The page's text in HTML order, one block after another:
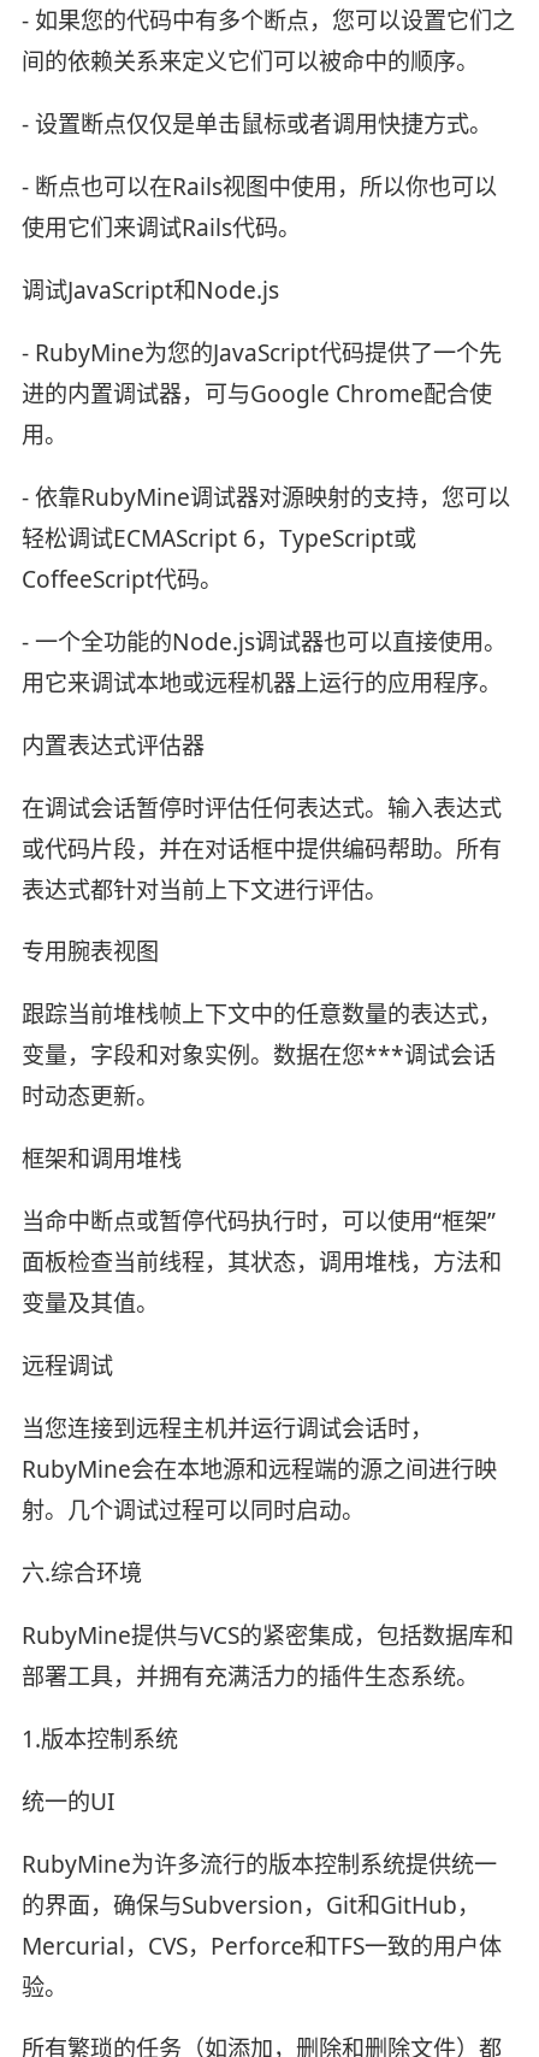
- 如果您的代码中有多个断点，您可以设置它们之
间的依赖关系来定义它们可以被命中的顺序。
- 设置断点仅仅是单击鼠标或者调用快捷方式。
- 断点也可以在Rails视图中使用，所以你也可以
使用它们来调试Rails代码。
调试JavaScript和Node.js
- RubyMine为您的JavaScript代码提供了一个先
进的内置调试器，可与Google Chrome配合使
用。
- 依靠RubyMine调试器对源映射的支持，您可以
轻松调试ECMAScript 6，TypeScript或
CoffeeScript代码。
- 一个全功能的Node.js调试器也可以直接使用。
用它来调试本地或远程机器上运行的应用程序。
内置表达式评估器
在调试会话暂停时评估任何表达式。输入表达式
或代码片段，并在对话框中提供编码帮助。所有
表达式都针对当前上下文进行评估。
专用腕表视图
跟踪当前堆栈帧上下文中的任意数量的表达式，
变量，字段和对象实例。数据在您***调试会话
时动态更新。
框架和调用堆栈
当命中断点或暂停代码执行时，可以使用“框架”
面板检查当前线程，其状态，调用堆栈，方法和
变量及其值。
远程调试
当您连接到远程主机并运行调试会话时，
RubyMine会在本地源和远程端的源之间进行映
射。几个调试过程可以同时启动。
六.综合环境
RubyMine提供与VCS的紧密集成，包括数据库和
部署工具，并拥有充满活力的插件生态系统。
1.版本控制系统
统一的UI
RubyMine为许多流行的版本控制系统提供统一
的界面，确保与Subversion，Git和GitHub，
Mercurial，CVS，Perforce和TFS一致的用户体
验。
所有繁琐的任务（如添加，删除和删除文件）都